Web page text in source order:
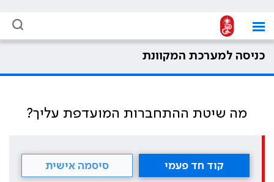
כניסה למערכת המקוונת
מה שיטת ההתחברות המועדפת עליך?
קוד חד פעמי סיסמה אישית